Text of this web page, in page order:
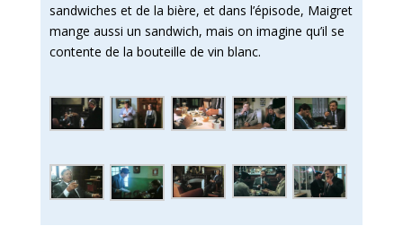
sandwiches et de la bière, et dans l’épisode, Maigret
mange aussi un sandwich, mais on imagine qu’il se
contente de la bouteille de vin blanc.